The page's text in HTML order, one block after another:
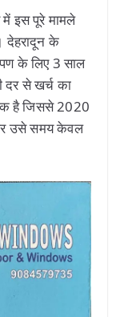
इस पूरे मामले
देहरादून के
के लिए 3 साल
से खर्च का
है जिससे 2020
और उसे समय केवल